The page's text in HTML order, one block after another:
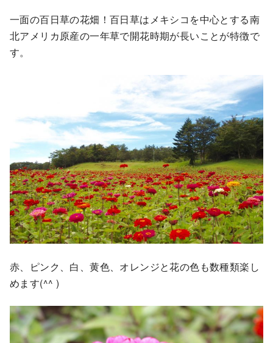
一面の百日草の花畑！百日草はメキシコを中心とする南
北アメリカ原産の一年草で開花時期が長いことが特徴で
す。
赤、ピンク、白、黄色、オレンジと花の色も数種類楽し
めます(^^ )